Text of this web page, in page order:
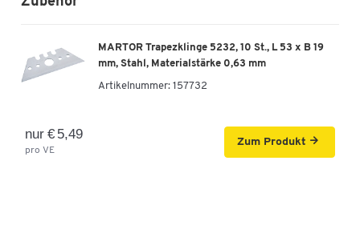
MARTOR Trapezklinge 5232, 10 St., L 53 x B 19
mm, Stahl, Materialstärke 0,63 mm
Artikelnummer: 157732
nur € 5,49
pro VE
Zum Produkt